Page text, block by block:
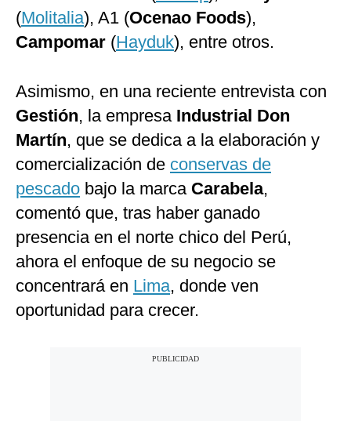
(Molitalia), A1 (Ocenao Foods),
Campomar (Hayduk), entre otros.
Asimismo, en una reciente entrevista con
Gestión, la empresa Industrial Don
Martín, que se dedica a la elaboración y
comercialización de conservas de
pescado bajo la marca Carabela,
comentó que, tras haber ganado
presencia en el norte chico del Perú,
ahora el enfoque de su negocio se
concentrará en Lima, donde ven
oportunidad para crecer.